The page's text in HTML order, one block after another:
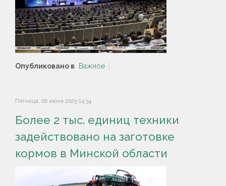
Опубликовано в Важное
Пятница, 06 июня 2025 14:34
Более 2 тыс. единиц техники
задействовано на заготовке
кормов в Минской области